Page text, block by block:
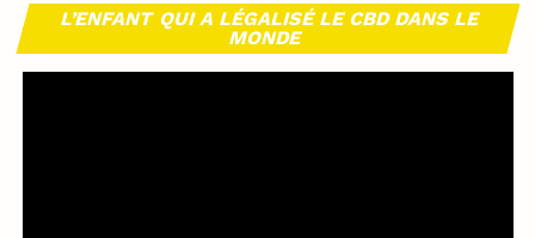
L’ENFANT QUI A LÉGALISÉ LE CBD DANS LE
MONDE